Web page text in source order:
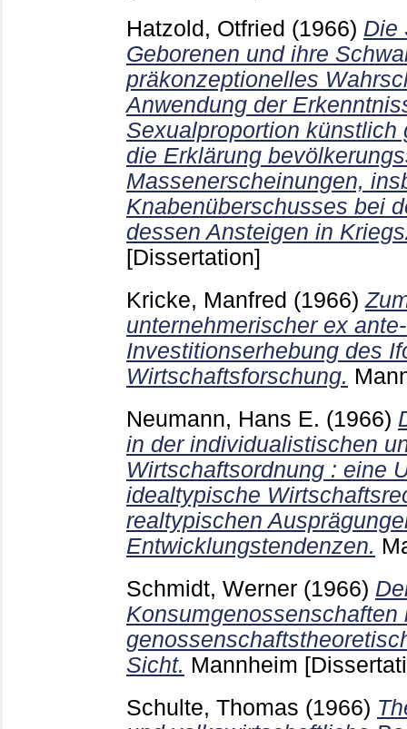
Hatzold, Otfried (1966) Die
Geborenen und ihre
präkonzeptionelles
Anwendung der
Sexualproportion künstlich
die Erklärung
Massenerscheinungen,
Knabenüberschusses bei
dessen Ansteigen in
[Dissertation]
Kricke, Manfred (1966)
unternehmerischer ex
Investitionserhebung des
Wirtschaftsforschung.
Neumann, Hans E. (1966)
in der individualistischen
Wirtschaftsordnung : eine
idealtypische
realtypischen
Entwicklungstendenzen.
Schmidt, Werner (1966)
Konsumgenossenschaften
Sicht. Mannheim
Schulte, Thomas (1966)